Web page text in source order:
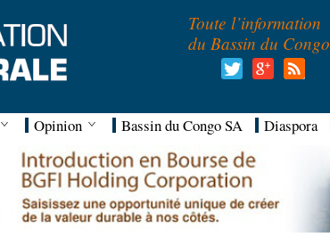
Toute l’information
du Bassin du Congo
Opinion Bassin du Congo SA Diaspora